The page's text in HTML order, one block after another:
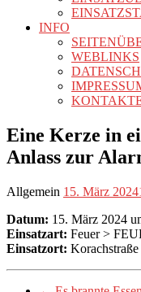
INFO
WEBLINKS
Eine Kerze in
Anlass zur
Allgemein 15. März 2024
Datum: 15. März 2024
Einsatzart: Feuer >
Einsatzort: Korachstraße